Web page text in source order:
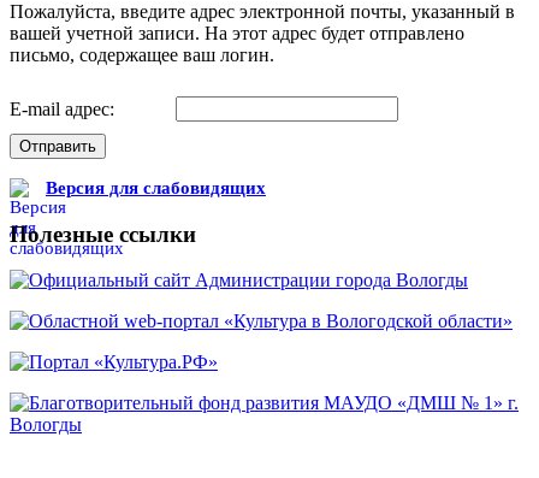
Пожалуйста, введите адрес электронной почты, указанный в
вашей учетной записи. На этот адрес будет отправлено
письмо, содержащее ваш логин.
E-mail адрес:
Отправить
Версия для слабовидящих
Полезные ссылки